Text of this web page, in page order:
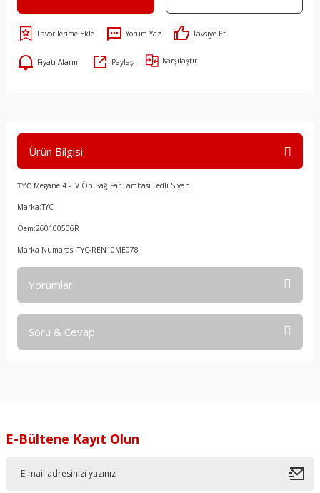
Yorum Yaz Tavsiye Et
Fiyatı Alarmı Paylaş Karşılaştır
Ürün Bilgisi
TYC Megane 4 - IV Ön Sağ Far Lambası Ledli Siyah
Marka:TYC
Oem:260100506R
Marka Numarası:TYC-REN10ME078
Yorumlar
Soru & Cevap
E-Bültene Kayıt Olun